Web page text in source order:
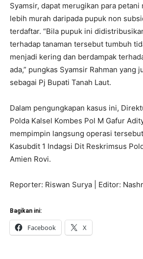
Syamsir, dapat merugikan para
lebih murah daripada pupuk non
terdaftar. “Bila pupuk ini
terhadap tanaman tersebut tumbuh
menjadi kering dan berdampak
ada,” pungkas Syamsir Rahman yang
sebagai Pj Bupati Tanah Laut.
Dalam pengungkapan kasus ini,
Polda Kalsel Kombes Pol M Gafur
mempimpin langsung operasi
Kasubdit 1 Indagsi Dit Reskrimsus
Amien Rovi.
Reporter: Riswan Surya | Editor:
Bagikan ini:
Facebook X